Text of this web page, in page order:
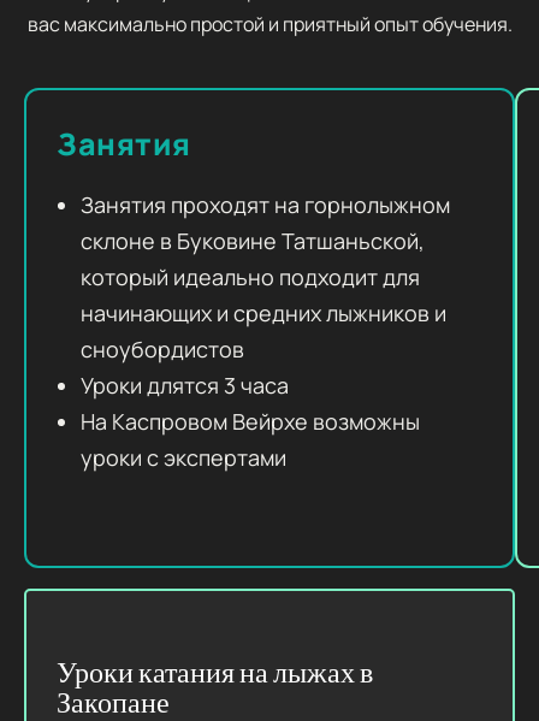
вас максимально простой и приятный опыт обучения.
Занятия
Занятия проходят на горнолыжном
склоне в Буковине Татшаньской,
который идеально подходит для
начинающих и средних лыжников и
сноубордистов
Уроки длятся 3 часа
На Каспровом Вейрхе возможны
уроки с экспертами
Уроки катания на лыжах в
Закопане